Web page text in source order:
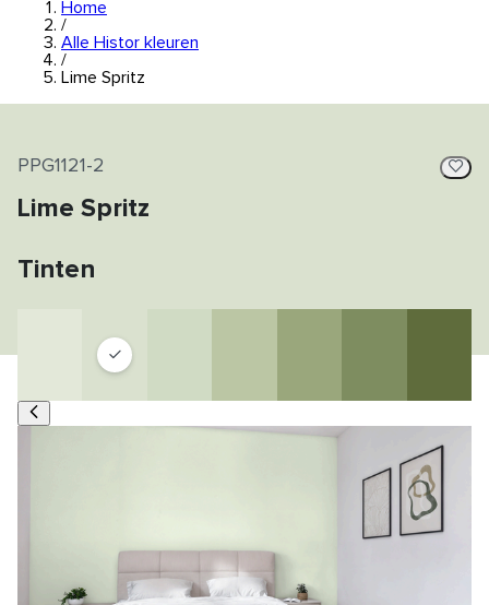
Home
/
Alle Histor kleuren
/
Lime Spritz
PPG1121-2
Lime Spritz
Tinten